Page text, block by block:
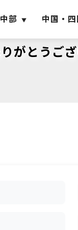
部 中国・四
がとうござ